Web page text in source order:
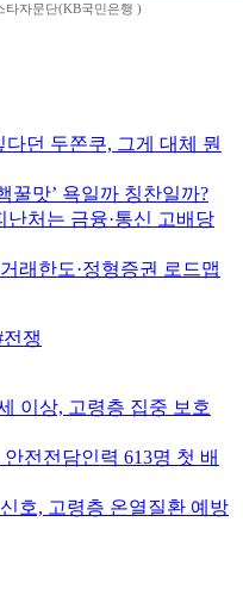
타자문단(KB국민은행 )
던 두쫀쿠, 그게 대체 뭔
꿀맛’ 욕일까 칭찬일까?
처는 금융·통신 고배당
래한도·정형증권 로드맵
전쟁
이상, 고령층 집중 보호
전전담인력 613명 첫 배
호, 고령층 온열질환 예방